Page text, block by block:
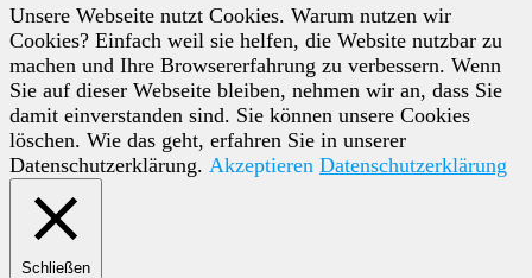
Unsere Webseite nutzt Cookies. Warum nutzen wir
Cookies? Einfach weil sie helfen, die Website nutzbar zu
machen und Ihre Browsererfahrung zu verbessern. Wenn
Sie auf dieser Webseite bleiben, nehmen wir an, dass Sie
damit einverstanden sind. Sie können unsere Cookies
löschen. Wie das geht, erfahren Sie in unserer
Datenschutzerklärung. Akzeptieren Datenschutzerklärung
Schließen